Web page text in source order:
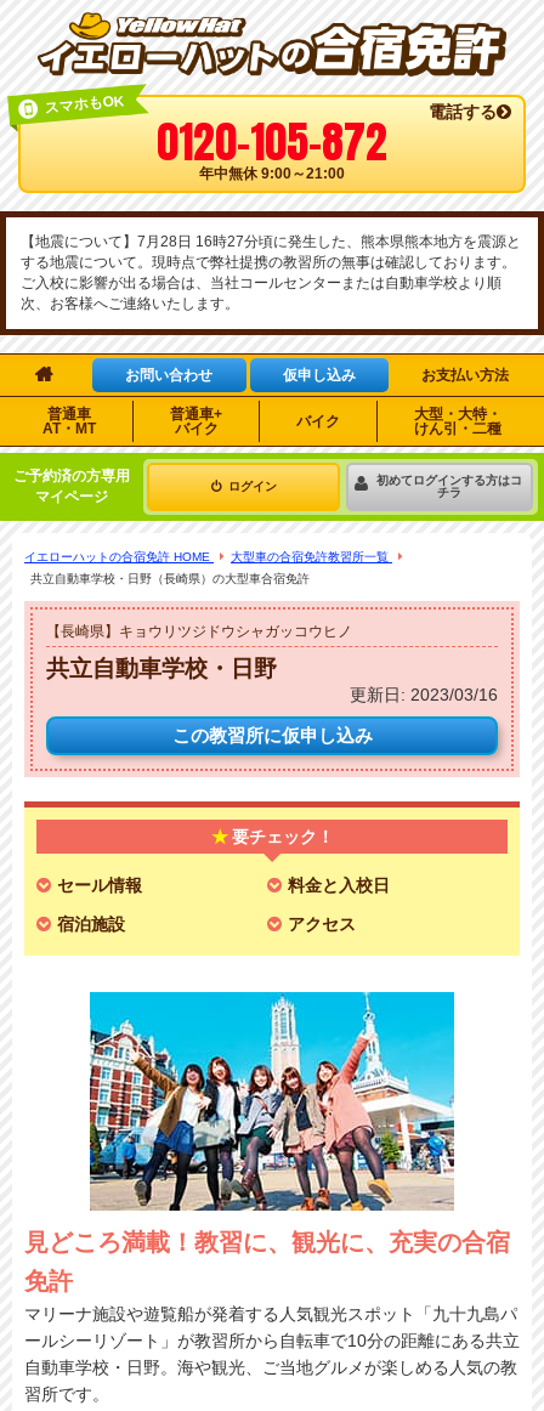
スマホもOK 電話する
0120-105-872
年中無休 9:00～21:00
【地震について】7月28日 16時27分頃に発生した、熊本県熊本地方を震源と
する地震について。現時点で弊社提携の教習所の無事は確認しております。
ご入校に影響が出る場合は、当社コールセンターまたは自動車学校より順
次、お客様へご連絡いたします。
 お問い合わせ 仮申し込み お支払い方法
普通車
AT・MT
普通車+
バイク
バイク
大型・大特・
けん引・二種
ご予約済の方専用
マイページ
ログイン
初めてログインする方はコ
チラ
イエローハットの合宿免許 HOME
大型車の合宿免許教習所一覧
共立自動車学校・日野（長崎県）の大型車合宿免許
【長崎県】キョウリツジドウシャガッコウヒノ
共立自動車学校・日野
更新日: 2023/03/16
この教習所に仮申し込み
要チェック！
セール情報
料金と入校日
宿泊施設
アクセス
見どころ満載！教習に、観光に、充実の合宿
免許
マリーナ施設や遊覧船が発着する人気観光スポット「九十九島パ
ールシーリゾート」が教習所から自転車で10分の距離にある共立
自動車学校・日野。海や観光、ご当地グルメが楽しめる人気の教
習所です。